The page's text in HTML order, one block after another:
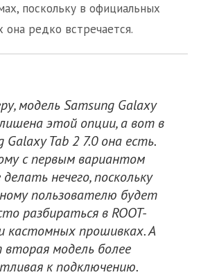
поскольку в официальных
она редко встречается.
модель Samsung Galaxy
этой опции, а вот в
Galaxy Tab 2 7.0 она есть.
с первым вариантом
нечего, поскольку
пользователю будет
разбираться в ROOT-
кастомных прошивках. А
вторая модель более
к подключению.